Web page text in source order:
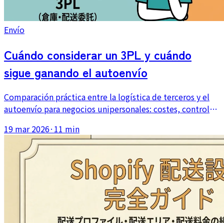
Envío
Cuándo considerar un 3PL y cuándo
sigue ganando el autoenvío
Comparación práctica entre la logística de terceros y el
autoenvío para negocios unipersonales: costes, control
externalizar.
19 mar 2026· 11 min